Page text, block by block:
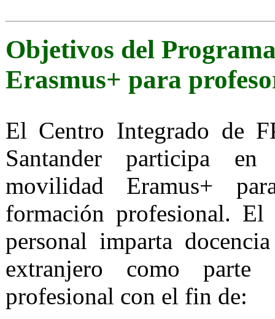
Objetivos del
Erasmus+ para
El Centro Integrado de
Santander participa
movilidad Eramus+
formación profesional.
personal imparta
extranjero como parte
profesional con el fin de: